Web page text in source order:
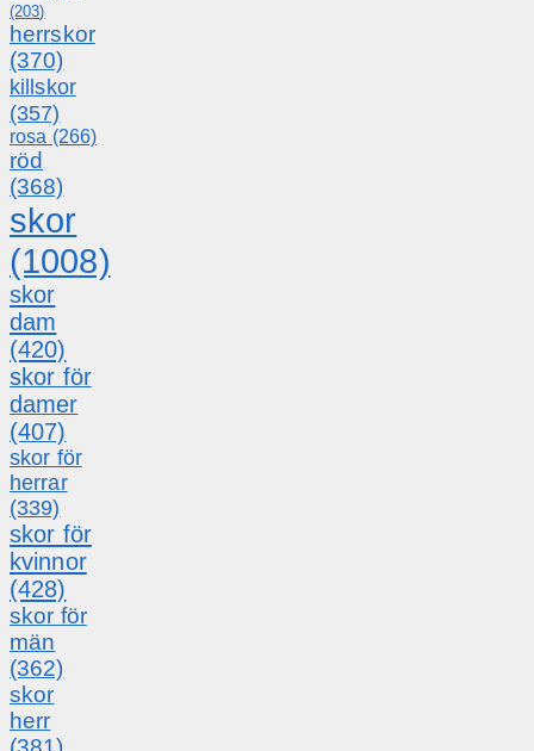
(203)
herrskor
(370)
killskor
(357)
rosa (266)
röd
(368)
skor
(1008)
skor
dam
(420)
skor för
damer
(407)
skor för
herrar
(339)
skor för
kvinnor
(428)
skor för
män
(362)
skor
herr